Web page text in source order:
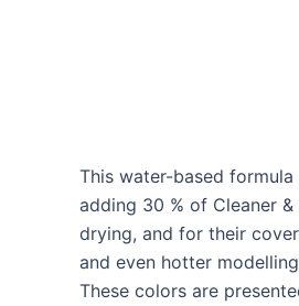
This water-based
adding 30 % of Cleaner
drying, and for their
and even hotter
These colors are